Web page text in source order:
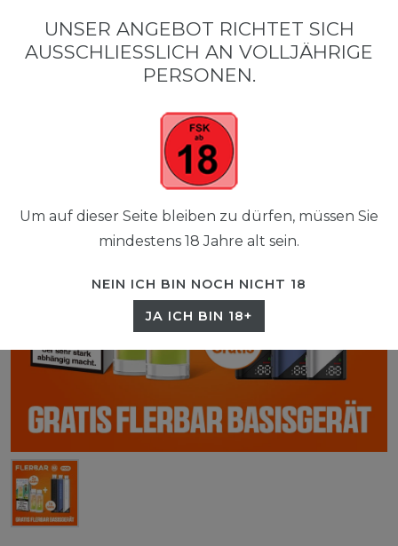
0
0,00 EUR
UNSER ANGEBOT RICHTET SICH
AUSSCHLIESSLICH AN VOLLJÄHRIGE P
ERSONEN.
Um auf dieser Seite bleiben zu dürfen, müssen Sie
mindestens 18 Jahre alt sein.
NEIN ICH BIN NOCH NICHT 18
JA ICH BIN 18+